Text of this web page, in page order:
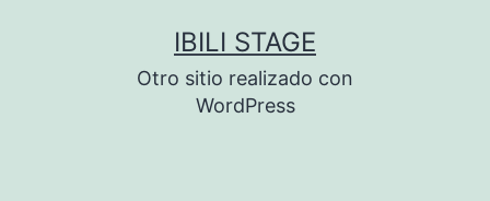
IBILI STAGE
Otro sitio realizado con
WordPress